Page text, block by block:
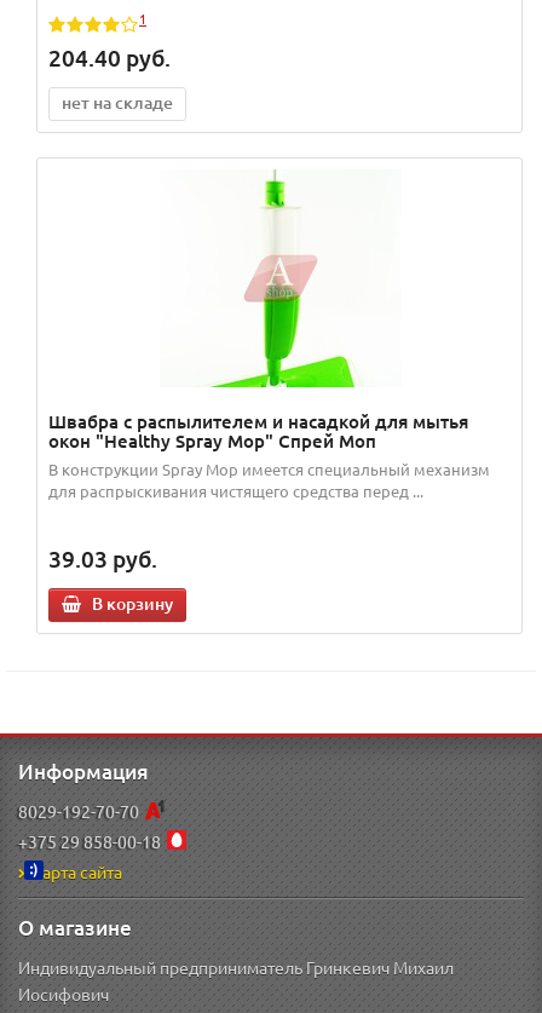
1
204.40 руб.
нет на складе
Швабра с распылителем и насадкой для мытья
окон "Healthy Spray Mop" Спрей Моп
В конструкции Spray Mop имеется специальный механизм
для распрыскивания чистящего средства перед ...
39.03 руб.
В корзину
Информация
8029-192-70-70
+375 29 858-00-18
Карта сайта
О магазине
Индивидуальный предприниматель Гринкевич Михаил
Иосифович